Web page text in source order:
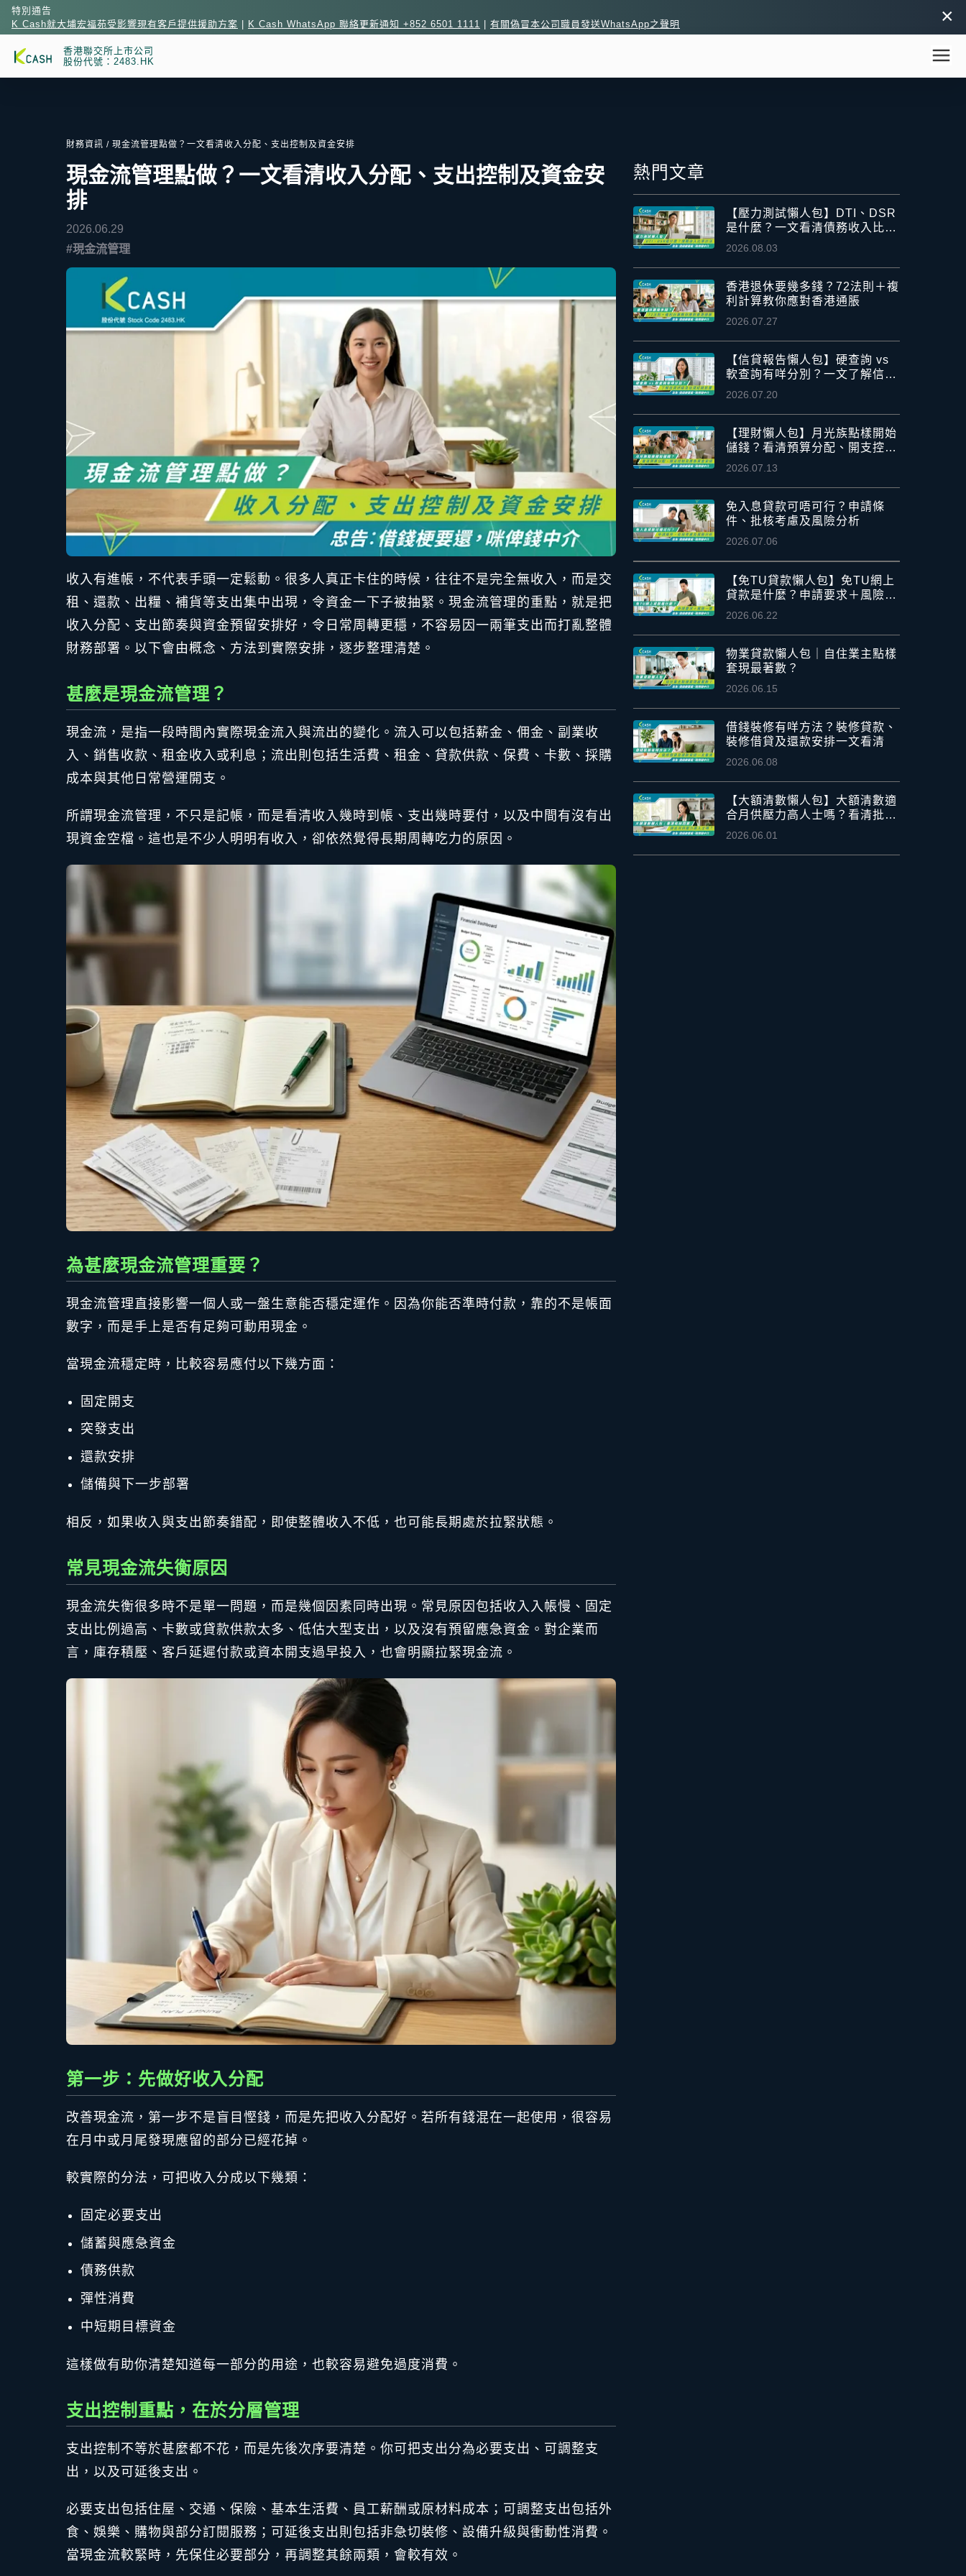
×
特別通告
K Cash就大埔宏福苑受影響現有客戶提供援助方案
K Cash WhatsApp 聯絡更新通知 +852 6501 1111 有關偽冒本公司職員發送WhatsApp之聲明
香港聯交所上市公司
股份代號：2483.HK
財務資訊 / 現金流管理點做？一文看清收入分配、支出控制及資金安排
現金流管理點做？一文看清收入分配、支出控制及資金安
排
2026.06.29
#現金流管理
收入有進帳，不代表手頭一定鬆動。很多人真正卡住的時候，往往不是完全無收入，而是交
租、還款、出糧、補貨等支出集中出現，令資金一下子被抽緊。現金流管理的重點，就是把
收入分配、支出節奏與資金預留安排好，令日常周轉更穩，不容易因一兩筆支出而打亂整體
財務部署。以下會由概念、方法到實際安排，逐步整理清楚。
甚麼是現金流管理？
現金流，是指一段時間內實際現金流入與流出的變化。流入可以包括薪金、佣金、副業收
入、銷售收款、租金收入或利息；流出則包括生活費、租金、貸款供款、保費、卡數、採購
成本與其他日常營運開支。
所謂現金流管理，不只是記帳，而是看清收入幾時到帳、支出幾時要付，以及中間有沒有出
現資金空檔。這也是不少人明明有收入，卻依然覺得長期周轉吃力的原因。
為甚麼現金流管理重要？
現金流管理直接影響一個人或一盤生意能否穩定運作。因為你能否準時付款，靠的不是帳面
數字，而是手上是否有足夠可動用現金。
當現金流穩定時，比較容易應付以下幾方面：
固定開支
突發支出
還款安排
儲備與下一步部署
相反，如果收入與支出節奏錯配，即使整體收入不低，也可能長期處於拉緊狀態。
常見現金流失衡原因
現金流失衡很多時不是單一問題，而是幾個因素同時出現。常見原因包括收入入帳慢、固定
支出比例過高、卡數或貸款供款太多、低估大型支出，以及沒有預留應急資金。對企業而
言，庫存積壓、客戶延遲付款或資本開支過早投入，也會明顯拉緊現金流。
第一步：先做好收入分配
改善現金流，第一步不是盲目慳錢，而是先把收入分配好。若所有錢混在一起使用，很容易
在月中或月尾發現應留的部分已經花掉。
較實際的分法，可把收入分成以下幾類：
固定必要支出
儲蓄與應急資金
債務供款
彈性消費
中短期目標資金
這樣做有助你清楚知道每一部分的用途，也較容易避免過度消費。
支出控制重點，在於分層管理
支出控制不等於甚麼都不花，而是先後次序要清楚。你可把支出分為必要支出、可調整支
出，以及可延後支出。
必要支出包括住屋、交通、保險、基本生活費、員工薪酬或原材料成本；可調整支出包括外
食、娛樂、購物與部分訂閱服務；可延後支出則包括非急切裝修、設備升級與衝動性消費。
當現金流較緊時，先保住必要部分，再調整其餘兩類，會較有效。
熱門文章
【壓力測試懶人包】DTI、DSR
是什麼？一文看清債務收入比率
計法
2026.08.03
香港退休要幾多錢？72法則＋複
利計算教你應對香港通脹
2026.07.27
【信貸報告懶人包】硬查詢 vs
軟查詢有咩分別？一文了解信貸
評級及信貸紀錄影響
2026.07.20
【理財懶人包】月光族點樣開始
儲錢？看清預算分配、開支控制
及應急資金安排
2026.07.13
免入息貸款可唔可行？申請條
件、批核考慮及風險分析
2026.07.06
【免TU貸款懶人包】免TU網上
貸款是什麼？申請要求＋風險一
覽
2026.06.22
物業貸款懶人包｜自住業主點樣
套現最著數？
2026.06.15
借錢裝修有咩方法？裝修貸款、
裝修借貸及還款安排一文看清
2026.06.08
【大額清數懶人包】大額清數適
合月供壓力高人士嗎？看清批核
因素
2026.06.01